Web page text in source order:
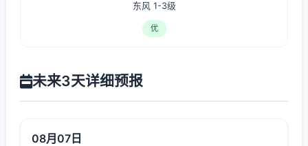
东风 1-3级
优
未来3天详细预报
08月07日